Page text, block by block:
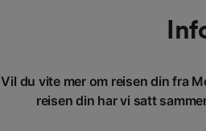
Vil du vite mer om reisen din fra
reisen din har vi satt